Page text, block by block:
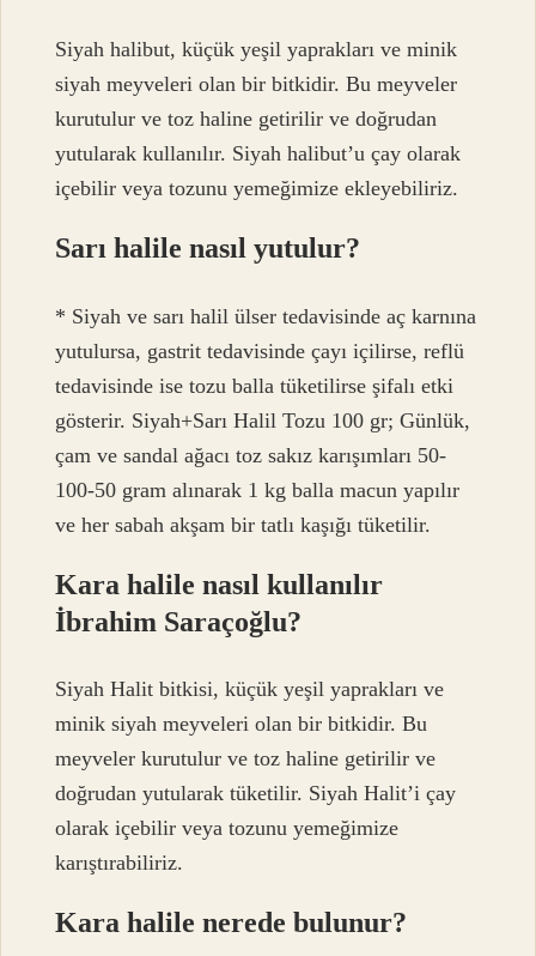
Siyah halibut, küçük yeşil yaprakları ve minik
siyah meyveleri olan bir bitkidir. Bu meyveler
kurutulur ve toz haline getirilir ve doğrudan
yutularak kullanılır. Siyah halibut’u çay olarak
içebilir veya tozunu yemeğimize ekleyebiliriz.
Sarı halile nasıl yutulur?
* Siyah ve sarı halil ülser tedavisinde aç karnına
yutulursa, gastrit tedavisinde çayı içilirse, reflü
tedavisinde ise tozu balla tüketilirse şifalı etki
gösterir. Siyah+Sarı Halil Tozu 100 gr; Günlük,
çam ve sandal ağacı toz sakız karışımları 50-
100-50 gram alınarak 1 kg balla macun yapılır
ve her sabah akşam bir tatlı kaşığı tüketilir.
Kara halile nasıl kullanılır
İbrahim Saraçoğlu?
Siyah Halit bitkisi, küçük yeşil yaprakları ve
minik siyah meyveleri olan bir bitkidir. Bu
meyveler kurutulur ve toz haline getirilir ve
doğrudan yutularak tüketilir. Siyah Halit’i çay
olarak içebilir veya tozunu yemeğimize
karıştırabiliriz.
Kara halile nerede bulunur?